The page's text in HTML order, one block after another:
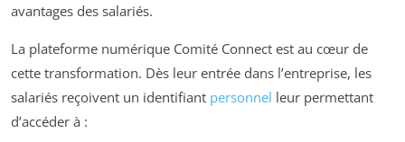
avantages des salariés.
La plateforme numérique Comité Connect est au cœur de
cette transformation. Dès leur entrée dans l’entreprise, les
salariés reçoivent un identifiant personnel leur permettant
d’accéder à :